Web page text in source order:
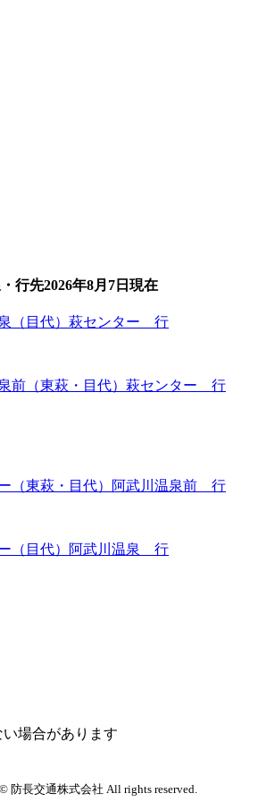
行先2026年8月7日 現在
（目代）萩センター 行
前（東萩・目代）萩センター 行
（東萩・目代）阿武川温泉前 行
（目代）阿武川温泉 行
場合があります
防長交通株式会社 All rights reserved.